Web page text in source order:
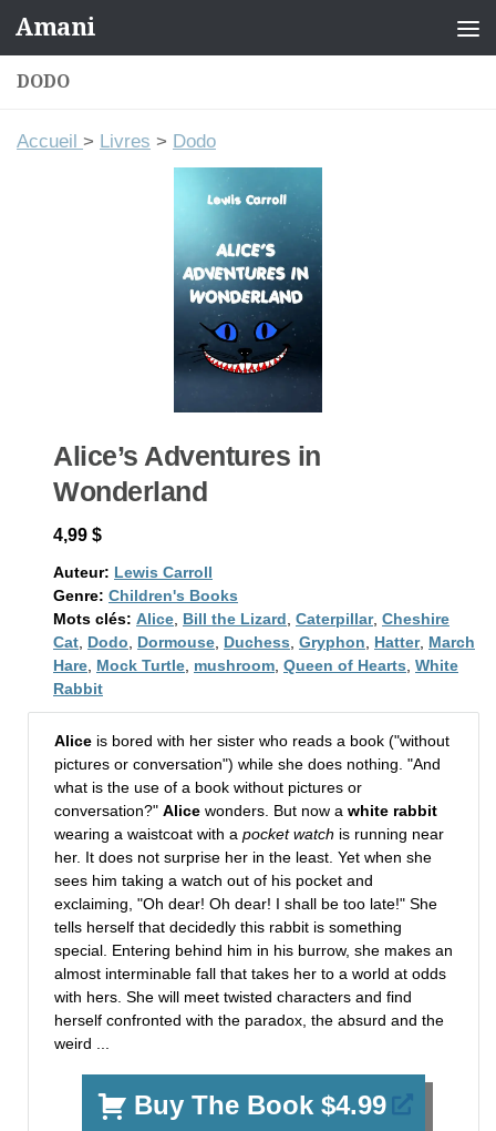
Skip to content
Amani
DODO
Accueil > Livres > Dodo
Alice’s Adventures in
Wonderland
4,99 $
Auteur: Lewis Carroll
Genre: Children's Books
Mots clés: Alice Bill the Lizard Caterpillar, Cheshire
Cat Dodo Dormouse Duchess Gryphon Hatter, March
Hare Mock Turtle mushroom Queen of Hearts White
Rabbit
Alice is bored with her sister who reads a book ("without
pictures or conversation") while she does nothing. "And
what is the use of a book without pictures or
conversation?" Alice wonders. But now a white rabbit
wearing a waistcoat with a pocket watch is running near
her. It does not surprise her in the least. Yet when she
sees him taking a watch out of his pocket and
exclaiming, "Oh dear! Oh dear! I shall be too late!" She
tells herself that decidedly this rabbit is something
special. Entering behind him in his burrow, she makes an
almost interminable fall that takes her to a world at odds
with hers. She will meet twisted characters and find
herself confronted with the paradox, the absurd and the
weird ...
Buy The Book $4.99